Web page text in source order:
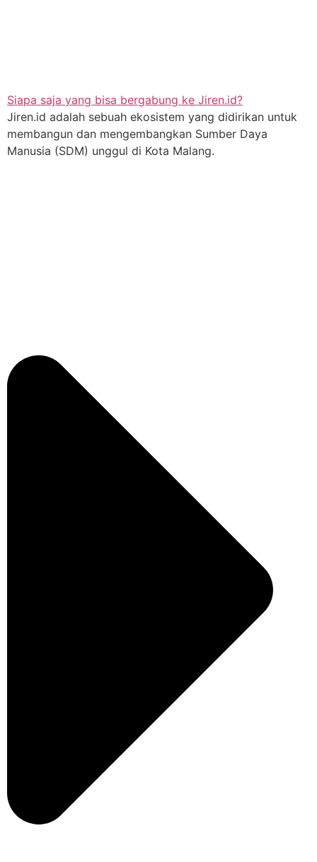
Siapa saja yang bisa bergabung ke Jiren.id?
Jiren.id adalah sebuah ekosistem yang didirikan untuk
membangun dan mengembangkan Sumber Daya
Manusia (SDM) unggul di Kota Malang.